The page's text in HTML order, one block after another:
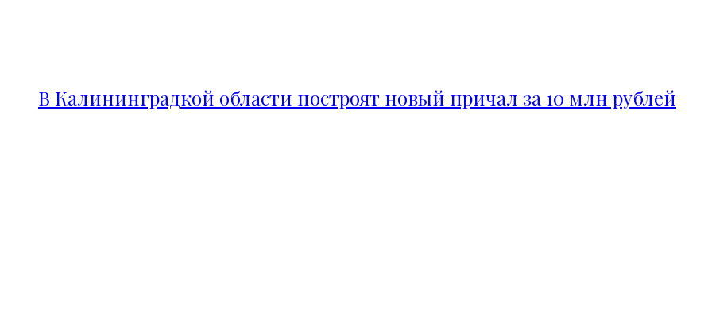
В Калининградкой области построят новый причал за 10 млн рублей